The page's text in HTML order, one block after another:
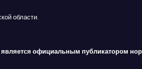
области.
является официальным публикатором